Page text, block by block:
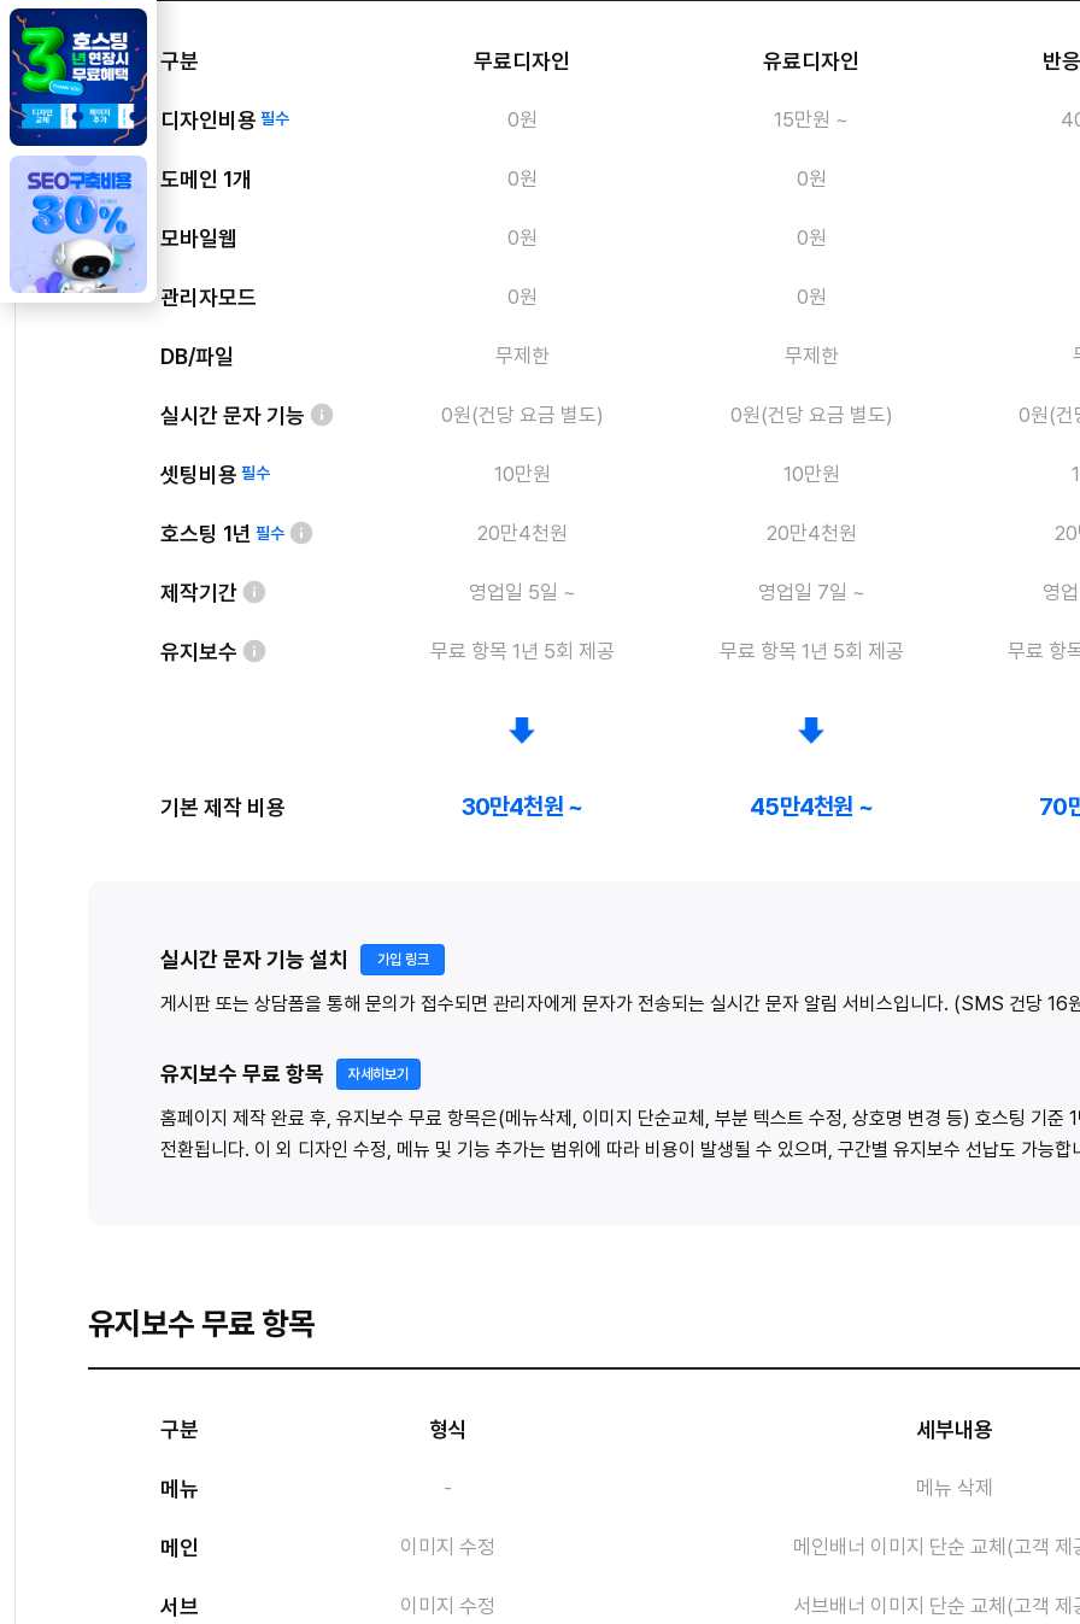
구분 무료디자인 유료디자인 반
디자인비용 필수 0원 15만원 ~
도메인 1개 0원 0원
모바일웹 0원 0원
관리자모드 0원 0원
DB/파일 무제한 무제한
실시간 문자 기능 0원(건당 요금 별도) 0원(건당 요금 별도) 0원(건
셋팅비용 필수 10만원 10만원
호스팅 1년 필수 20만4천원 20만4천원
제작기간 영업일 5일 ~ 영업일 7일 ~ 영
유지보수 무료 항목 1년 5회 제공 무료 항목 1년 5회 제공 무료 항
기본 제작 비용 30만4천원 ~ 45만4천원 ~ 70
실시간 문자 기능 설치 가입 링크
게시판 또는 상담폼을 통해 문의가 접수되면 관리자에게 문자가 전송되는 실시간 문자 알림 서비스입니다. (SMS 건당
유지보수 무료 항목 자세히보기
홈페이지 제작 완료 후, 유지보수 무료 항목은(메뉴삭제, 이미지 단순교체, 부분 텍스트 수정, 상호명 변경 등) 호스팅 기준
전환됩니다. 이 외 디자인 수정, 메뉴 및 기능 추가는 범위에 따라 비용이 발생될 수 있으며, 구간별 유지보수 선납도 가능합
유지보수 무료 항목
구분 형식 세부내용
메뉴 - 메뉴 삭제
메인 이미지 수정 메인배너 이미지 단순 교체(고객 제
서브 이미지 수정 서브배너 이미지 단순 교체(고객 제